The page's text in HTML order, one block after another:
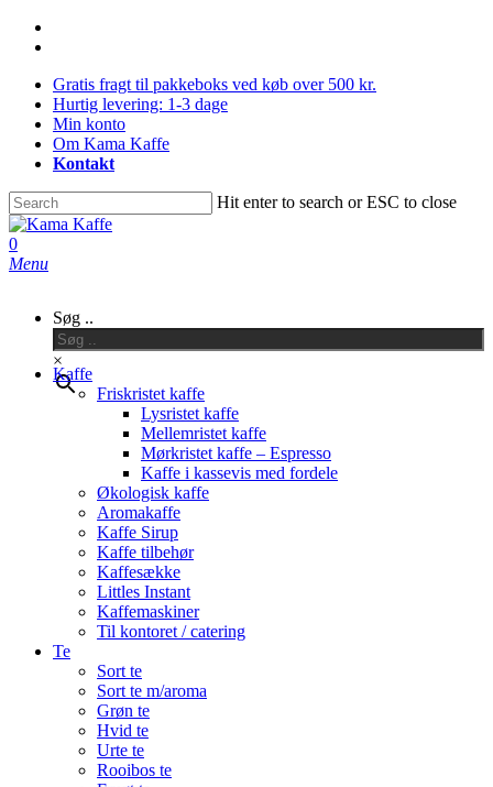
Skip
contentGratis fragt til pakkeboks ved køb over 500 kr.
Hurtig levering: 1-3 dage
Min konto
Om Kama Kaffe
Kontakt
Hit enter to search or ESC to close
Close
Search
0
Menu
Søg ..
×
Kaffe
Friskristet kaffe
Lysristet kaffe
Mellemristet kaffe
Mørkristet kaffe – Espresso
Kaffe i kassevis med fordele
Økologisk kaffe
Aromakaffe
Kaffe Sirup
Kaffe tilbehør
Kaffesække
Littles Instant
Kaffemaskiner
Til kontoret / catering
Te
Sort te
Sort te m/aroma
Grøn te
Hvid te
Urte te
Rooibos te